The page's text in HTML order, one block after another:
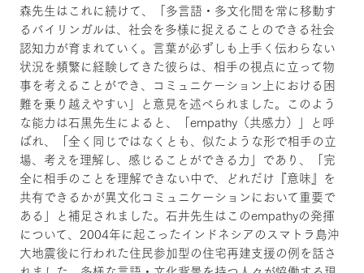
森先生はこれに続けて、「多言語・多文化間を常に移動す
るバイリンガルは、社会を多様に捉えることのできる社会
認知力が育まれていく。言葉が必ずしも上手く伝わらない
状況を頻繁に経験してきた彼らは、相手の視点に立って物
事を考えることができ、コミュニケーション上における困
難を乗り越えやすい」と意見を述べられました。このよう
な能力は石黒先生によると、「empathy（共感力）」と呼
ばれ、「全く同じではなくとも、似たような形で相手の立
場、考えを理解し、感じることができる力」であり、「完
全に相手のことを理解できない中で、どれだけ『意味』を
共有できるかが異文化コミュニケーションにおいて重要で
ある」と補足されました。石井先生はこのempathyの発揮
について、2004年に起こったインドネシアのスマトラ島沖
大地震後に行われた住民参加型の住宅再建支援の例を話さ